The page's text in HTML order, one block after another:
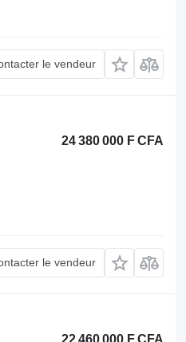
le vendeur
24 380 000 F CFA
le vendeur
22 460 000 F CFA